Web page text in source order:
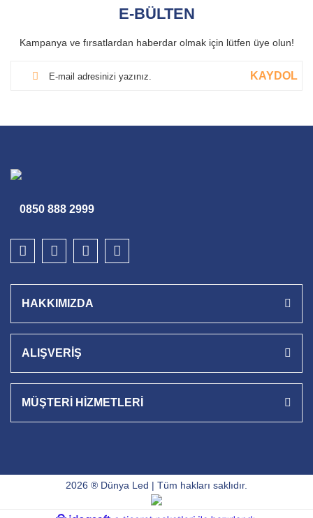
E-BÜLTEN
Kampanya ve fırsatlardan haberdar olmak için lütfen üye olun!
KAYDOL
0850 888 2999
HAKKIMIZDA
ALIŞVERİŞ
MÜŞTERİ HİZMETLERİ
2026 ® Dünya Led | Tüm hakları saklıdır.